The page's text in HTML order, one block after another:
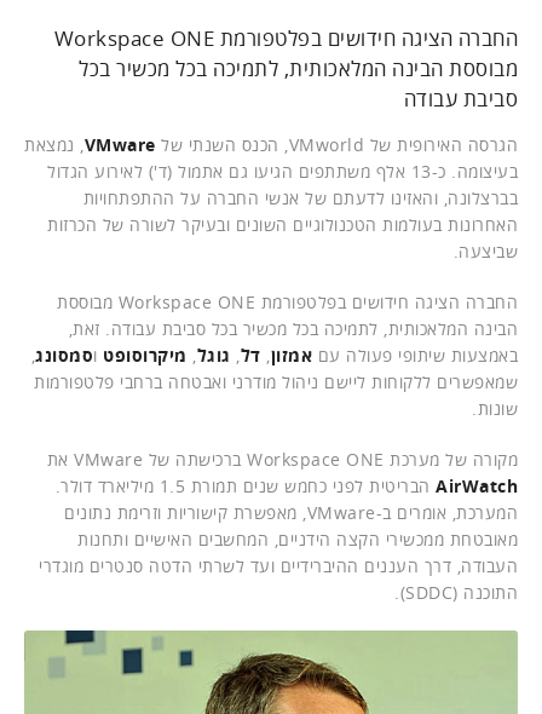
החברה הציגה חידושים בפלטפורמת Workspace ONE
מבוססת הבינה המלאכותית, לתמיכה בכל מכשיר בכל
סביבת עבודה
הגרסה האירופית של VMworld, הכנס השנתי של VMware, נמצאת
בעיצומה. כ-13 אלף משתתפים הגיעו גם אתמול (ד') לאירוע הגדול
בברצלונה, והאזינו לדעתם של אנשי החברה על ההתפתחויות
האחרונות בעולמות הטכנולוגיים השונים ובעיקר לשורה של הכרזות
שביצעה.
החברה הציגה חידושים בפלטפורמת Workspace ONE מבוססת
הבינה המלאכותית, לתמיכה בכל מכשיר בכל סביבת עבודה. זאת,
באמצעות שיתופי פעולה עם אמזון, דל, גוגל, מיקרוסופט וסמסונג,
שמאפשרים ללקוחות ליישם ניהול מודרני ואבטחה ברחבי פלטפורמות
שונות.
מקורה של מערכת Workspace ONE ברכישתה של VMware את
AirWatch
הבריטית לפני כחמש שנים תמורת 1.5 מיליארד דולר.
המערכת, אומרים ב-VMware, מאפשרת קישוריות וזרימת נתונים
מאובטחת ממכשירי הקצה הידניים, המחשבים האישיים ותחנות
העבודה, דרך העננים ההיברידיים ועד לשרתי הדטה סנטרים מוגדרי
התוכנה (SDDC).